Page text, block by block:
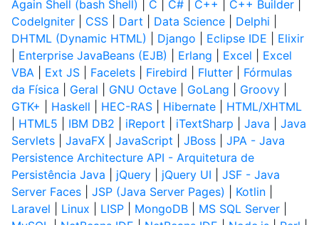
Again Shell (bash Shell)
C C# C++ C++ Builder
CodeIgniter
CSS Dart Data Science Delphi
DHTML (Dynamic HTML)
Django Eclipse IDE
Elixir
Enterprise JavaBeans (EJB) Erlang Excel
Excel
VBA
Ext JS Facelets Firebird Flutter
Fórmulas
da Física
Geral GNU Octave GoLang Groovy
GTK+
Haskell HEC-RAS Hibernate
HTML/XHTML
HTML5 IBM DB2 iReport iTextSharp Java
Java
Servlets
JavaFX JavaScript JBoss
JPA - Java
Persistence Architecture API - Arquitetura de
Persistência Java
jQuery jQuery UI
JSF - Java
Server Faces
JSP (Java Server Pages) Kotlin
Laravel
Linux LISP MongoDB MS SQL Server